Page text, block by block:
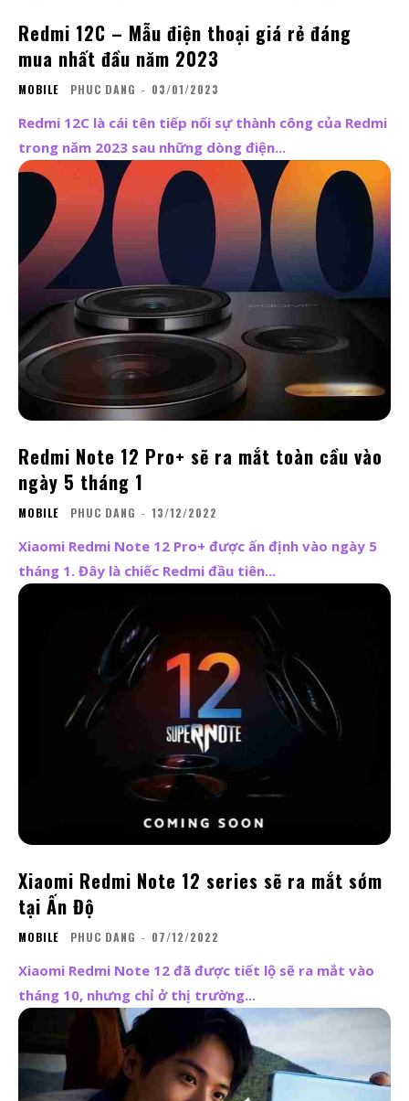
Redmi 12C – Mẫu điện thoại giá rẻ đáng
mua nhất đầu năm 2023
MOBILE PHUC DANG - 03/01/2023
Redmi 12C là cái tên tiếp nối sự thành công của Redmi
trong năm 2023 sau những dòng điện...
Redmi Note 12 Pro+ sẽ ra mắt toàn cầu vào
ngày 5 tháng 1
MOBILE PHUC DANG - 13/12/2022
Xiaomi Redmi Note 12 Pro+ được ấn định vào ngày 5
tháng 1. Đây là chiếc Redmi đầu tiên...
Xiaomi Redmi Note 12 series sẽ ra mắt sớm
tại Ấn Độ
MOBILE PHUC DANG - 07/12/2022
Xiaomi Redmi Note 12 đã được tiết lộ sẽ ra mắt vào
tháng 10, nhưng chỉ ở thị trường...